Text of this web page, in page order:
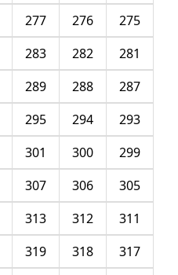
275
276
277
281
282
283
287
288
289
293
294
295
299
300
301
305
306
307
311
312
313
317
318
319